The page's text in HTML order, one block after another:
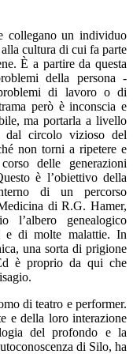
collegano un individuo
cultura di cui fa parte
È a partire da questa
della persona -
di lavoro o di
però è inconscia e
ma portarla a livello
dal circolo vizioso del
non torni a ripetere e
delle generazioni
è l’obiettivo della
di un percorso
di R.G. Hamer,
l’albero genealogico
e di molte malattie. In
una sorta di prigione
è proprio da qui che
di teatro e performer.
e della loro interazione
del profondo e la
di Silo, ha